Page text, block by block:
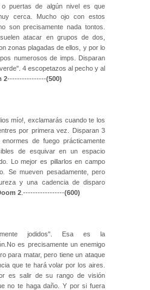
o puertas de algún nivel es que
cerca. Mucho ojo con estos
son precisamente nada tontos.
atacar en grupos de dos,
zonas plagadas de ellos, y por lo
numerosos de imps. Disparan
4 escopetazos al pecho y al
2----------------(500)
mío!, exclamarás cuando te los
por primera vez. Disparan 3
enormes de fuego prácticamente
de esquivar en un espacio
Lo mejor es pillarlos en campo
Se mueven pesadamente, pero
y una cadencia de disparo
2 .-----------------(600)
jodidos". Esa es la
es precisamente un enemigo
para matar, pero tiene un ataque
que te hará volar por los aires.
es salir de su rango de visión
no te haga daño. Y por si fuera